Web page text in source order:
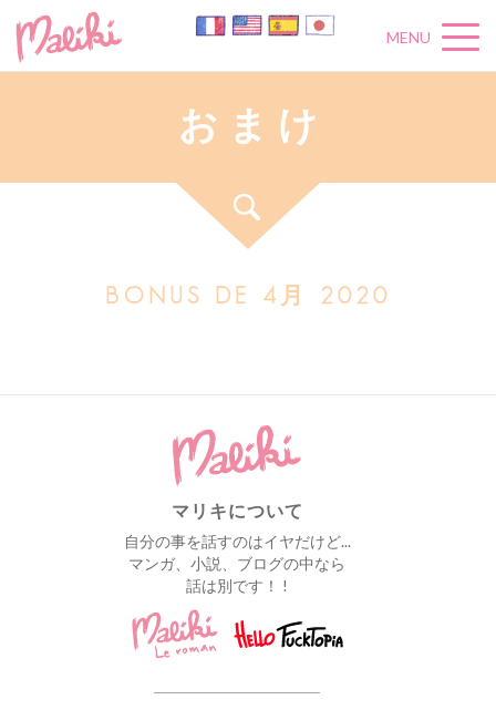
MENU
お ま け
BONUS DE 4月 2020
マリキについて
自分の事を話すのはイヤだけど...
マンガ、小説、ブログの中なら
話は別です！ !